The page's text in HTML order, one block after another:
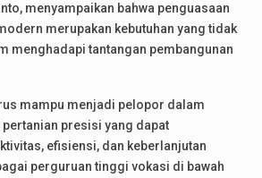
menyampaikan bahwa penguasaan
merupakan kebutuhan yang tidak
menghadapi tantangan pembangunan
mampu menjadi pelopor dalam
presisi yang dapat
efisiensi, dan keberlanjutan
perguruan tinggi vokasi di bawah